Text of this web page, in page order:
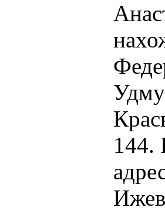
144.